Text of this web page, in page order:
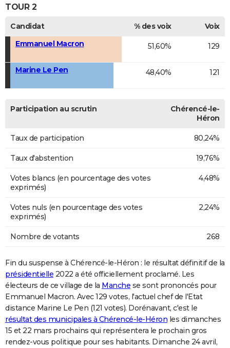
Bricolage
Lifestyle
Culture
Sport
Auto
Television
Voyage
Cinema
TOUR 2
Candidat % des voix
Voix
Emmanuel Macron
51,60% 129
Marine Le Pen 48,40% 121
Participation au scrutin
Chérencé-le-
Héron
Taux de participation 80,24%
Taux d'abstention 19,76%
Votes blancs (en pourcentage des votes
exprimés)
4,48%
Votes nuls (en pourcentage des votes
exprimés)
2,24%
Nombre de votants 268
Fin du suspense à Chérencé-le-Héron : le résultat définitif de la
présidentielle 2022 a été officiellement proclamé. Les
électeurs de ce village de la Manche se sont prononcés pour
Emmanuel Macron. Avec 129 votes, l'actuel chef de l'Etat
distance Marine Le Pen (121 votes). Dorénavant, c'est le
résultat des municipales à Chérencé-le-Héron les dimanches
15 et 22 mars prochains qui représentera le prochain gros
rendez-vous politique pour ses habitants. Dimanche 24 avril,